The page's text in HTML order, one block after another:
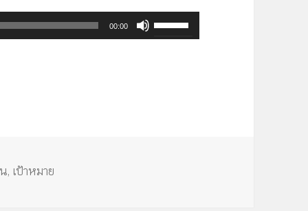
00:00
ใช้
ปุ่ม
, เป้าหมาย